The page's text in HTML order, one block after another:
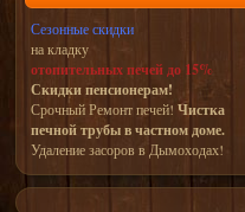
Сезонные скидки
на кладку
отопительных печей до 15%
Скидки пенсионерам!
Срочный Ремонт печей! Чистка
печной трубы в частном доме.
Удаление засоров в Дымоходах!